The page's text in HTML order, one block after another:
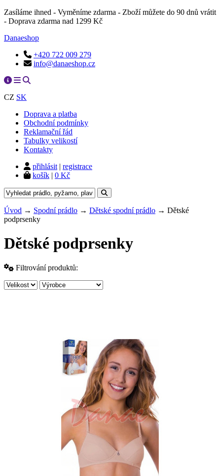
Zasíláme ihned - Vyměníme zdarma - Zboží můžete do 90 dnů vrátit
- Doprava zdarma nad 1299 Kč
Danaeshop
+420 722 009 279
info@danaeshop.cz
CZ SK
Doprava a platba
Obchodní podmínky
Reklamační řád
Tabulky velikostí
Kontakty
přihlásit | registrace
košík | 0 Kč
Úvod → Spodní prádlo → Dětské spodní prádlo → Dětské
podprsenky
Dětské podprsenky
Filtrování produktů: